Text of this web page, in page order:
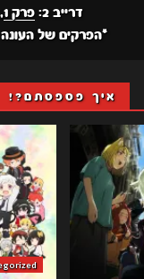
דרייב 2:
פרק 1 ,
*הפרקים של העונה
איך פספסתם?!